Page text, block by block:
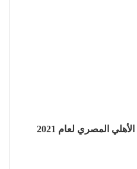
المصري لعام 2021